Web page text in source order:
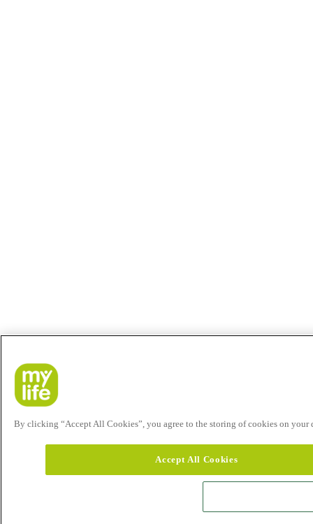
By clicking “Accept All Cookies”, you agree to the storing of cookies on your
Accept All Cookies